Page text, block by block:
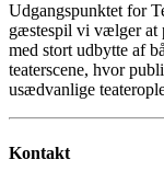
Udgangspunktet for
gæstespil vi vælger at
med stort udbytte af
teaterscene, hvor
usædvanlige
Kontakt